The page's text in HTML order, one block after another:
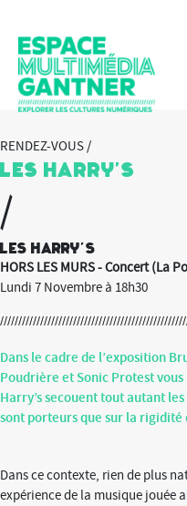
RENDEZ-VOUS /
Les Harry’s
/
Les Harry's
HORS LES MURS - Concert (La
Lundi 7 Novembre à 18h30
Dans le cadre de l’exposition
Poudrière et Sonic Protest
Harry’ssecouent tout autant
sont porteurs que sur la rigidité
Dans ce contexte, rien de plus
expérience de la musique jouée